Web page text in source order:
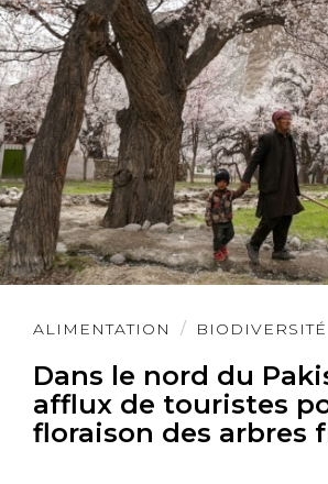
ALIMENTATION BIODIVERSITÉ
Dans le nord du
afflux de touristes
floraison des arbres
Lire